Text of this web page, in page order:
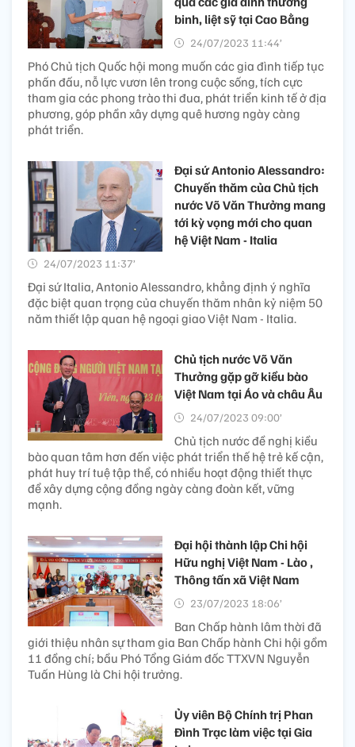
binh, liệt sỹ tại Cao Bằng
24/07/2023 11:44’
Phó Chủ tịch Quốc hội mong muốn các gia đình tiếp tục
phấn đấu, nỗ lực vươn lên trong cuộc sống, tích cực
tham gia các phong trào thi đua, phát triển kinh tế ở địa
phương, góp phần xây dựng quê hương ngày càng
phát triển.
Đại sứ Antonio Alessandro:
Chuyến thăm của Chủ tịch
nước Võ Văn Thưởng mang
tới kỳ vọng mới cho quan
hệ Việt Nam - Italia
24/07/2023 11:37’
Đại sứ Italia, Antonio Alessandro, khẳng định ý nghĩa
đặc biệt quan trọng của chuyến thăm nhân kỷ niệm 50
năm thiết lập quan hệ ngoại giao Việt Nam - Italia.
Chủ tịch nước Võ Văn
Thưởng gặp gỡ kiều bào
Việt Nam tại Áo và châu Âu
24/07/2023 09:00’
Chủ tịch nước đề nghị kiều
bào quan tâm hơn đến việc phát triển thế hệ trẻ kế cận,
phát huy trí tuệ tập thể, có nhiều hoạt động thiết thực
để xây dựng cộng đồng ngày càng đoàn kết, vững
mạnh.
Đại hội thành lập Chi hội
Hữu nghị Việt Nam - Lào ,
Thông tấn xã Việt Nam
23/07/2023 18:06’
Ban Chấp hành lâm thời đã
giới thiệu nhân sự tham gia Ban Chấp hành Chi hội gồm
11 đồng chí; bầu Phó Tổng Giám đốc TTXVN Nguyễn
Tuấn Hùng là Chi hội trưởng.
Ủy viên Bộ Chính trị Phan
Đình Trạc làm việc tại Gia